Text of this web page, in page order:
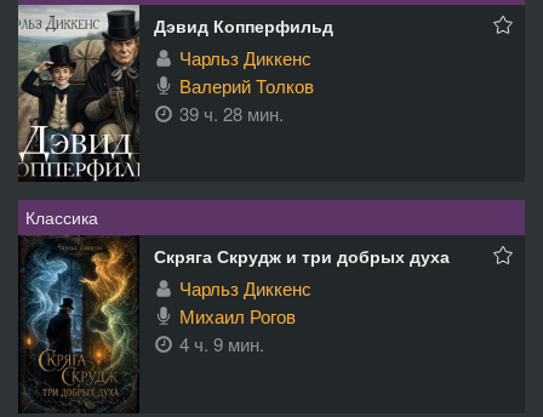
Дэвид Копперфильд
Чарльз Диккенс
Валерий Толков
39 ч. 28 мин.
Классика
Скряга Скрудж и три добрых духа
Чарльз Диккенс
Михаил Рогов
4 ч. 9 мин.